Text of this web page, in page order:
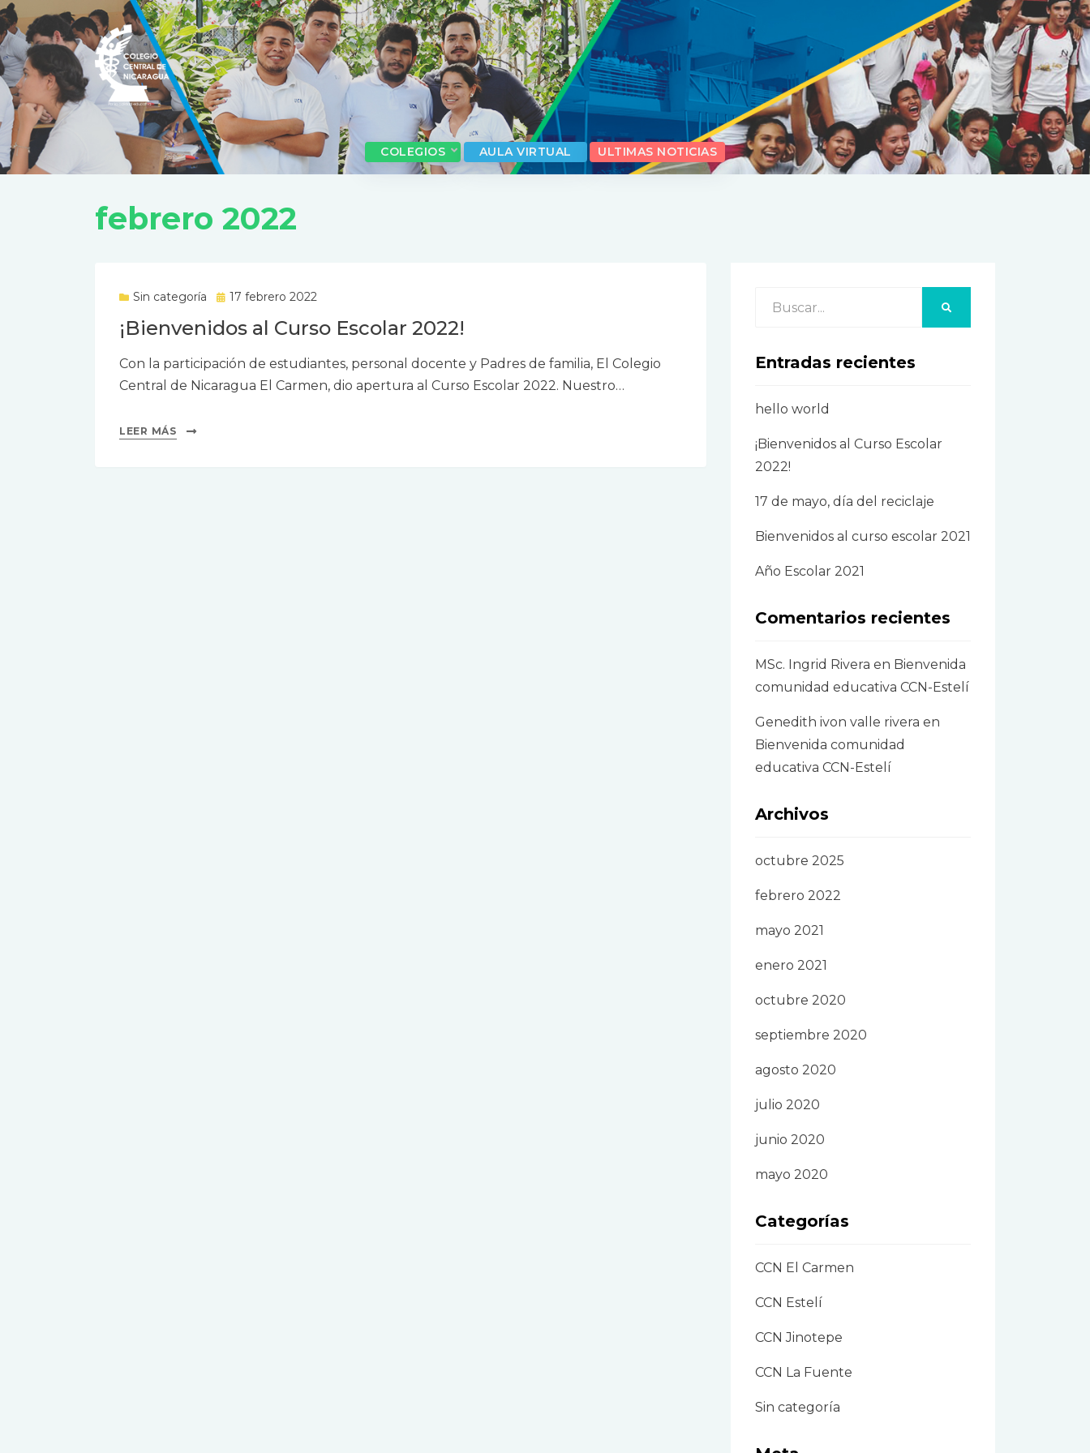
CCN BLOG
COLEGIOS AULA VIRTUAL ULTIMAS NOTICIAS
febrero 2022
Sin categoría
Publicado
el
17 febrero 2022
¡Bienvenidos al Curso Escolar 2022!
Con la participación de estudiantes, personal docente y Padres de familia, El Colegio
Central de Nicaragua El Carmen, dio apertura al Curso Escolar 2022. Nuestro…
LEER MÁS
Entradas recientes
hello world
¡Bienvenidos al Curso Escolar
2022!
17 de mayo, día del reciclaje
Bienvenidos al curso escolar 2021
Año Escolar 2021
Comentarios recientes
MSc. Ingrid Rivera en Bienvenida
comunidad educativa CCN-Estelí
Genedith ivon valle rivera en
Bienvenida comunidad
educativa CCN-Estelí
Archivos
octubre 2025
febrero 2022
mayo 2021
enero 2021
octubre 2020
septiembre 2020
agosto 2020
julio 2020
junio 2020
mayo 2020
Categorías
CCN El Carmen
CCN Estelí
CCN Jinotepe
CCN La Fuente
Sin categoría